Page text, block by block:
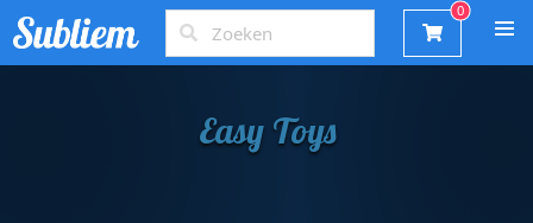
Easy Toys